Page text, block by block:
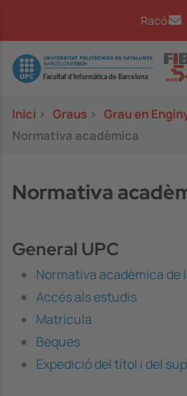
Racó
Image
Inici > Graus > Grau en
Normativa acadèmica
Normativa
General UPC
Normativa acadèmica de
Accés als estudis
Matrícula
Beques
Expedició del títol i del